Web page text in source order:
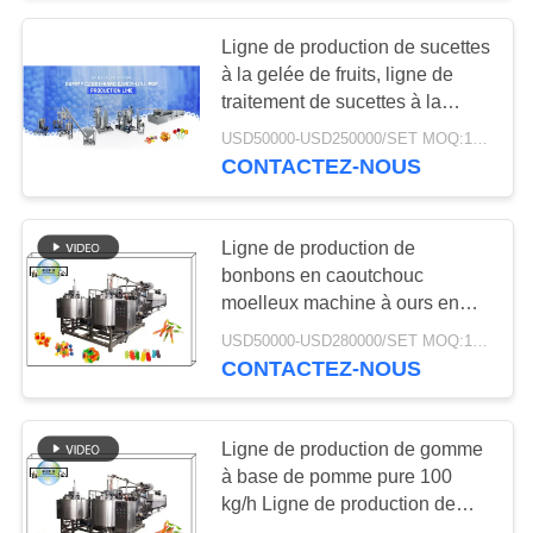
Biscuit formant la
machine
18
Chaîne de
fabrication de pain
10
Ligne de production de sucettes
à la gelée de fruits, ligne de
traitement de sucettes à la
gelée de sucettes à la gelée
USD50000-USD250000/SET MOQ:1 jeu
CONTACTEZ-NOUS
Ligne de production de
bonbons en caoutchouc
moelleux machine à ours en
caoutchouc 600 kg/h 450 kg/h
300 kg/h 150 kg/h
CONTACTEZ-NOUS
Ligne de production de gomme
à base de pomme pure 100
kg/h Ligne de production de